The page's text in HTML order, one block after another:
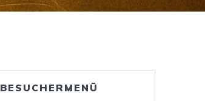
BESUCHERMENÜ